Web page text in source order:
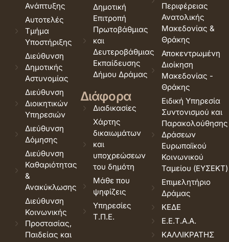
Ανάπτυξης
Αυτοτελές
Τμήμα
Υποστήριξης
Διεύθυνση
Δημοτικής
Αστυνομίας
Διεύθυνση
Διοικητικών
Υπηρεσιών
Διεύθυνση
Δόμησης
Διεύθυνση
Καθαριότητας
&
Ανακύκλωσης
Διεύθυνση
Κοινωνικής
Προστασίας,
Παιδείας και
Δημοτική
Επιτροπή
Πρωτοβάθμιας
και
Δευτεροβάθμιας
Εκπαίδευσης
Δήμου Δράμας
Διάφορα
Διαδικασίες
Χάρτης
δικαιωμάτων
και
υποχρεώσεων
του δημότη
Μάθε που
ψηφίζεις
Υπηρεσίες
Τ.Π.Ε.
Περιφέρειας
Ανατολικής
Μακεδονίας &
Θράκης
Αποκεντρωμένη
Διοίκηση
Μακεδονίας -
Θράκης
Ειδική Υπηρεσία
Συντονισμού και
Παρακολούθησης
Δράσεων
Ευρωπαϊκού
Κοινωνικού
Ταμείου (ΕΥΣΕΚΤ)
Επιμελητήριο
Δράμας
ΚΕΔΕ
Ε.Ε.Τ.Α.Α.
ΚΑΛΛΙΚΡΑΤΗΣ